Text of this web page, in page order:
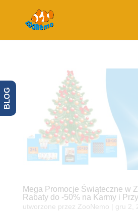
Mega Promocje Świąteczne w
Rabaty do -50% na Karmy i
utworzone przez ZooNemo gru 2,
BLOG